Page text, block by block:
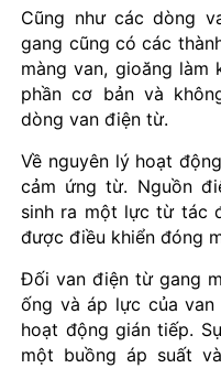
Cũng như các dòng
gang cũng có các
màng van, gioăng
phần cơ bản và
dòng van điện từ.
Về nguyên lý hoạt
cảm ứng từ. Nguồn
sinh ra một lực từ tác
được điều khiển đóng
Đối van điện từ gang
ống và áp lực của
hoạt động gián tiếp.
một buồng áp suất